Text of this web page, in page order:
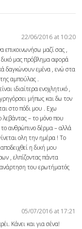
22/06/2016 at 10:20
μαζί σας ,
μας πρόβλημα αφορά
δαγκώνουν εμένα , ενώ στα
αμπούλας .
ιδιαίτερα ενοχλητικό ,
μήπως και δω τον
στο πόδι μου . Εχω
λεβάντας – το μόνο που
το ανθρώπινο δέρμα – αλλά
ολη την ημέρα ! To
η δική μου
, ελπίζοντας πάντα
του ερωτήματός
05/07/2016 at 17:21
Κάνει και για σένα!